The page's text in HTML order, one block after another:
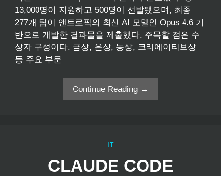
13,000명이 지원하고 500명이 선발됐으며, 최종
277개 팀이 앤트로픽의 최신 AI 모델인 Opus 4.6 기
반으로 개발한 결과물을 제출했다. 주목할 점은 수
상자 구성이다. 금상, 은상, 동상, 크리에이티브상
등 주요 부문
Continue Reading →
IT
CLAUDE CODE